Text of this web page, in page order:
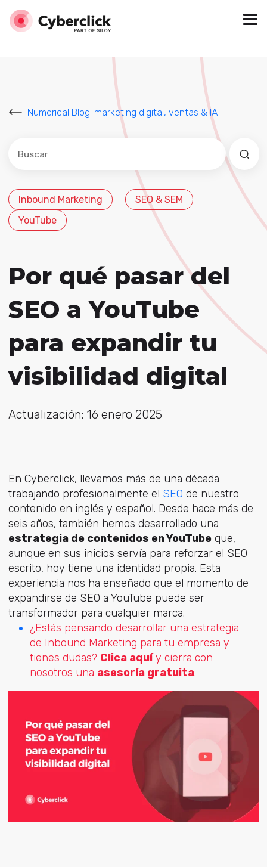
Numerical Blog: marketing digital, ventas & IA
Este es un campo de búsqueda con una función de
No hay sugerencias porque el campo de
Inbound Marketing
SEO & SEM
YouTube
Por qué pasar del
SEO a YouTube
para expandir tu
visibilidad digital
Actualización: 16 enero 2025
En Cyberclick, llevamos más de una década
trabajando profesionalmente el SEO de nuestro
contenido en inglés y español. Desde hace más de
seis años, también hemos desarrollado una
estrategia de contenidos en YouTubeque,
aunque en sus inicios servía para reforzar el SEO
escrito, hoy tiene una identidad propia. Esta
experiencia nos ha enseñado que el momento de
expandirse de SEO a YouTube puede ser
transformador para cualquier marca.
¿Estás pensando desarrollar una estrategia
de Inbound Marketing para tu empresa y
tienes dudas? Clica aquíy cierra con
nosotros una asesoría gratuita.